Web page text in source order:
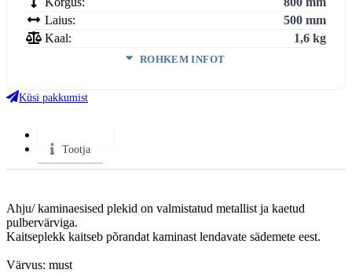
Laius:
500 mm
Kaal:
1,6 kg
ROHKEM INFOT
Küsi pakkumist
Tootja
Ahju/ kaminaesised plekid on valmistatud metallist ja kaetud
pulbervärviga.
Kaitseplekk kaitseb põrandat kaminast lendavate sädemete eest.
Värvus: must